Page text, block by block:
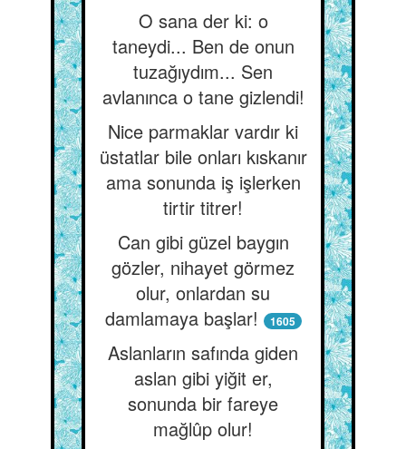
O sana der ki: o
taneydi... Ben de onun
tuzağıydım... Sen
avlanınca o tane gizlendi!
Nice parmaklar vardır ki
üstatlar bile onları kıskanır
ama sonunda iş işlerken
tirtir titrer!
Can gibi güzel baygın
gözler, nihayet görmez
olur, onlardan su
damlamaya başlar!
1605
Aslanların safında giden
aslan gibi yiğit er,
sonunda bir fareye
mağlûp olur!